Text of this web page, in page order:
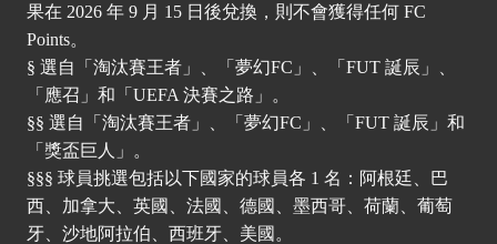
果在 2026 年 9 月 15 日後兌換，則不會獲得任何 FC
Points。
§ 選自「淘汰賽王者」、「夢幻FC」、「FUT 誕辰」、
「應召」和「UEFA 決賽之路」。
§§ 選自「淘汰賽王者」、「夢幻FC」、「FUT 誕辰」和
「獎盃巨人」。
§§§ 球員挑選包括以下國家的球員各 1 名：阿根廷、巴
西、加拿大、英國、法國、德國、墨西哥、荷蘭、葡萄
牙、沙地阿拉伯、西班牙、美國。